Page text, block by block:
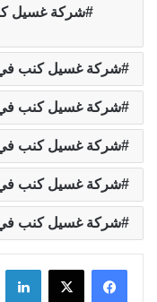
شركة غسيل
شركة غسيل كنب في
شركة غسيل كنب في الفلج
شركة غسيل كنب في
شركة غسيل كنب في المناخ
شركة غسيل كنب في الواحة